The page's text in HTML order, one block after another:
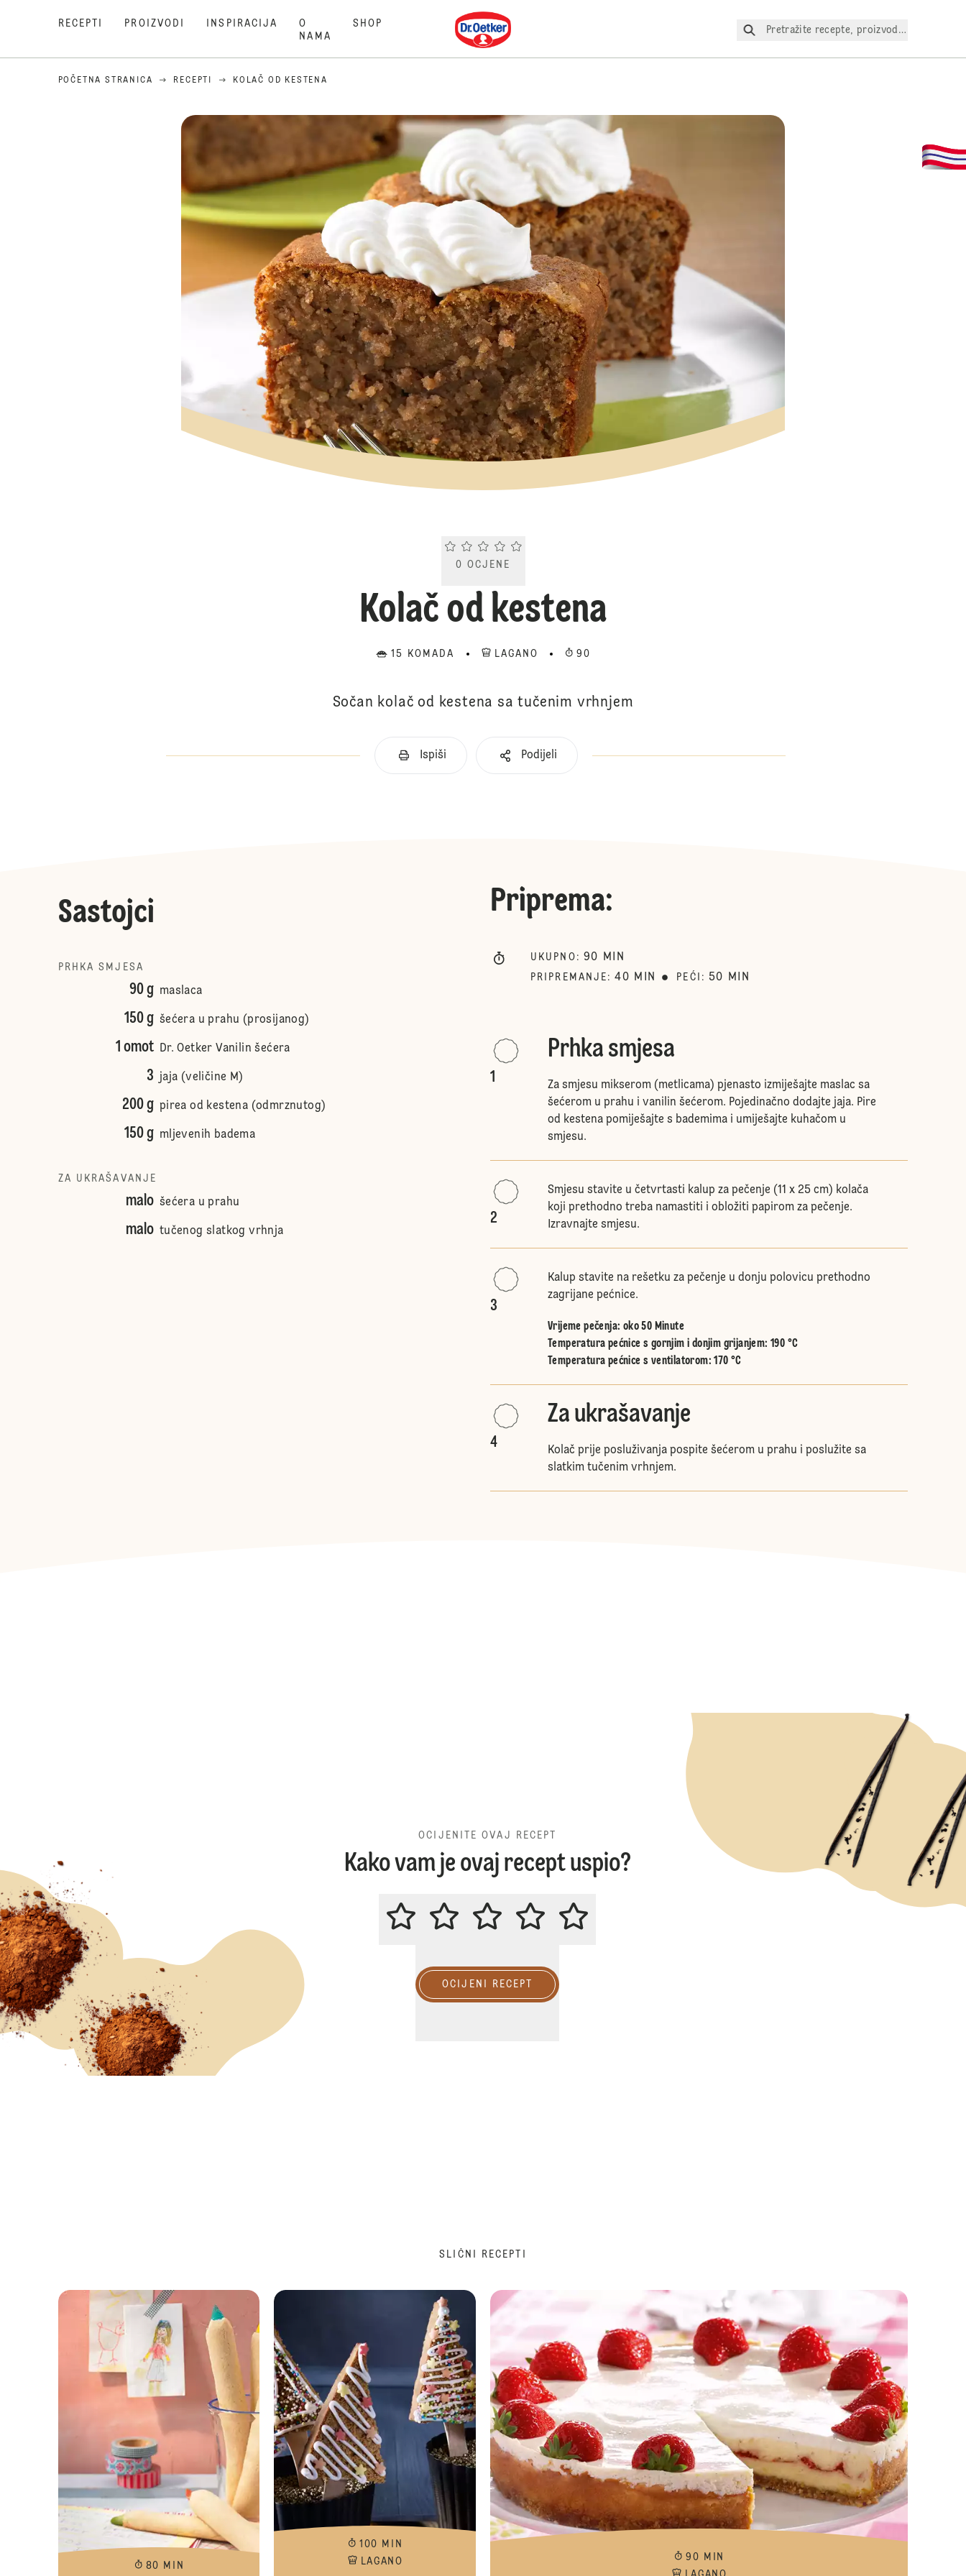
RECEPTI PROIZVODI INSPIRACIJA
O
NAMA
SHOP Dr. Oetker
Pretražite recepte, proizvode itd.
POČETNA STRANICA RECEPTI KOLAČ OD KESTENA
Current rating 0.0. Click to rate.
0 OCJENE
Kolač od kestena
15 KOMADA LAGANO 90
Sočan kolač od kestena sa tučenim vrhnjem
Ispiši Podijeli
Sastojci
PRHKA SMJESA
90 g maslaca
150 g šećera u prahu (prosijanog)
1 omot Dr. Oetker Vanilin šećera
3 jaja (veličine M)
200 g pirea od kestena (odmrznutog)
150 g mljevenih badema
ZA UKRAŠAVANJE
malo šećera u prahu
malo tučenog slatkog vrhnja
Priprema:
UKUPNO : 90 MIN
PRIPREMANJE : 40 MIN PEĆI : 50 MIN
1
Prhka smjesa
Za smjesu mikserom (metlicama) pjenasto izmiješajte maslac sa
šećerom u prahu i vanilin šećerom. Pojedinačno dodajte jaja. Pire
od kestena pomiješajte s bademima i umiješajte kuhačom u
smjesu.
2
Smjesu stavite u četvrtasti kalup za pečenje (11 x 25 cm) kolača
koji prethodno treba namastiti i obložiti papirom za pečenje.
Izravnajte smjesu.
3
Kalup stavite na rešetku za pečenje u donju polovicu prethodno
zagrijane pećnice.
Vrijeme pečenja: oko 50 Minute
Temperatura pećnice s gornjim i donjim grijanjem: 190 °C
Temperatura pećnice s ventilatorom: 170 °C
4
Za ukrašavanje
Kolač prije posluživanja pospite šećerom u prahu i poslužite sa
slatkim tučenim vrhnjem.
OCIJENITE OVAJ RECEPT
Kako vam je ovaj recept uspio?
OCIJENITE OVAJ RECEPT
OCIJENI RECEPT
SLIČNI RECEPTI
Jestive "bojice"
80 MIN
Medene jelke sa božićnim začinima
100 MIN
LAGANO
90 MIN